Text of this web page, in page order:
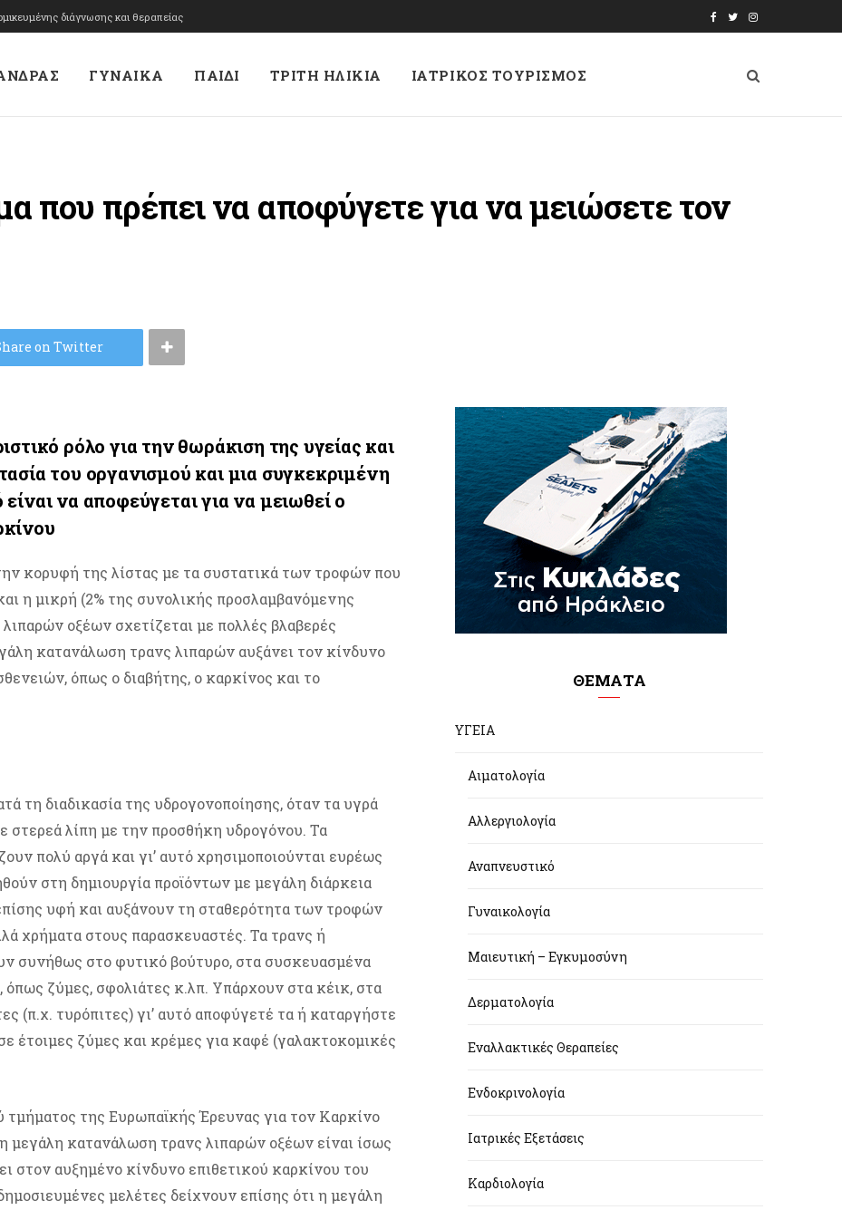
διάγνωσης και θεραπείας
e
o
T
t
I
s
t
ΓΥΝΑΙΚΑ ΠΑΙΔΙ ΤΡΙΤΗ ΗΛΙΚΙΑ ΙΑΤΡΙΚΟΣ ΤΟΥΡΙΣΜΟΣ
που πρέπει να αποφύγετε για να μειώσετε τον
on Twitter
ρόλο για την θωράκιση της υγείας και
του οργανισμού και μια συγκεκριμένη
να αποφεύγεται για να μειωθεί ο
κορυφή της λίστας με τα συστατικά των τροφών που
η μικρή (2% της συνολικής προσλαμβανόμενης
οξέων σχετίζεται με πολλές βλαβερές
κατανάλωση τρανς λιπαρών αυξάνει τον κίνδυνο
όπως ο διαβήτης, ο καρκίνος και το
τη διαδικασία της υδρογονοποίησης, όταν τα υγρά
στερεά λίπη με την προσθήκη υδρογόνου. Τα
πολύ αργά και γι’ αυτό χρησιμοποιούνται ευρέως
στη δημιουργία προϊόντων με μεγάλη διάρκεια
υφή και αυξάνουν τη σταθερότητα των τροφών
χρήματα στους παρασκευαστές. Τα τρανς ή
συνήθως στο φυτικό βούτυρο, στα συσκευασμένα
όπως ζύμες, σφολιάτες κ.λπ. Υπάρχουν στα κέικ, στα
(π.χ. τυρόπιτες) γι’ αυτό αποφύγετέ τα ή καταργήστε
έτοιμες ζύμες και κρέμες για καφέ (γαλακτοκομικές
τμήματος της Ευρωπαϊκής Έρευνας για τον Καρκίνο
μεγάλη κατανάλωση τρανς λιπαρών οξέων είναι ίσως
στον αυξημένο κίνδυνο επιθετικού καρκίνου του
μελέτες δείχνουν επίσης ότι η μεγάλη
ΘΕΜΑΤΑ
ΥΓΕΙΑ
Αιματολογία
Αλλεργιολογία
Αναπνευστικό
Γυναικολογία
Μαιευτική – Εγκυμοσύνη
Δερματολογία
Εναλλακτικές Θεραπείες
Ενδοκρινολογία
Ιατρικές Εξετάσεις
Καρδιολογία